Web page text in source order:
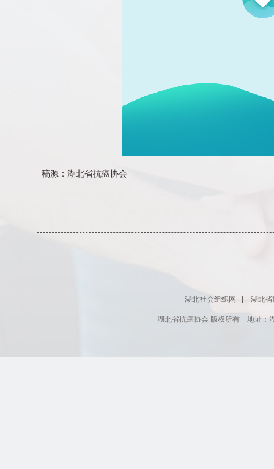
稿源：湖北省抗癌协会
湖北社会组织网 湖北
湖北省抗癌协会 版权所有 地址：